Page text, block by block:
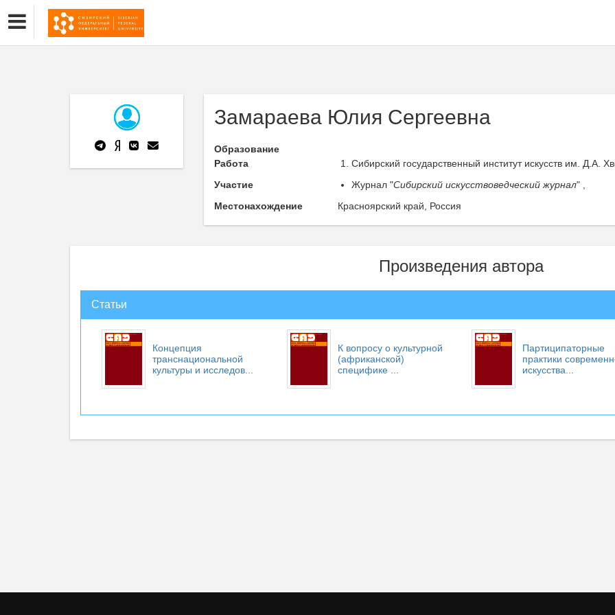
Замараева Юлия Сергеевна
Образование
Работа
Сибирский государственный институт искусств им. Д.А.
Участие
Журнал "Сибирский искусствоведческий журнал" ,
Местонахождение
Красноярский край, Россия
Произведения автора
Статьи
Концепция
транснациональной
культуры и исследов...
К вопросу о культурной
(африканской)
специфике ...
Партиципаторные
практики
искусства...